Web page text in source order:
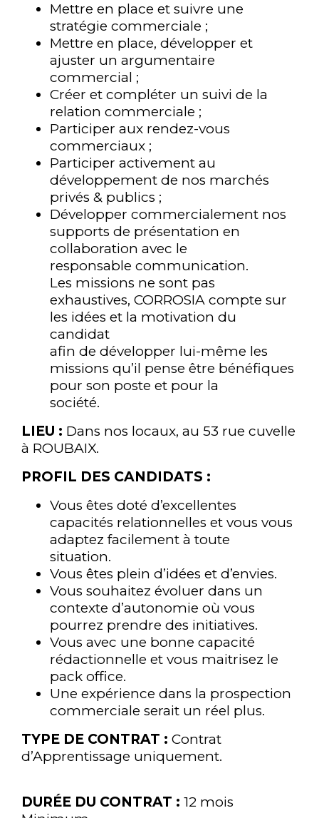
Mettre en place et suivre une
stratégie commerciale ;
Mettre en place, développer et
ajuster un argumentaire
commercial ;
Créer et compléter un suivi de la
relation commerciale ;
Participer aux rendez-vous
commerciaux ;
Participer activement au
développement de nos marchés
privés & publics ;
Développer commercialement nos
supports de présentation en
collaboration avec le
responsable communication.
Les missions ne sont pas
exhaustives, CORROSIA compte sur
les idées et la motivation du
candidat
afin de développer lui-même les
missions qu’il pense être bénéfiques
pour son poste et pour la
société.
LIEU : Dans nos locaux, au 53 rue cuvelle
à ROUBAIX.
PROFIL DES CANDIDATS :
Vous êtes doté d’excellentes
capacités relationnelles et vous vous
adaptez facilement à toute
situation.
Vous êtes plein d’idées et d’envies.
Vous souhaitez évoluer dans un
contexte d’autonomie où vous
pourrez prendre des initiatives.
Vous avec une bonne capacité
rédactionnelle et vous maitrisez le
pack office.
Une expérience dans la prospection
commerciale serait un réel plus.
TYPE DE CONTRAT : Contrat
d’Apprentissage uniquement.
DURÉE DU CONTRAT : 12 mois
DEMANDE D'INFORMATION
CANDIDATURE
Domaine
Nom
Téléphone